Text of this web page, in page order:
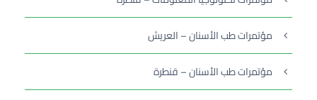
مؤتمرات طب الأسنان – العريش
مؤتمرات طب الأسنان – قنطرة